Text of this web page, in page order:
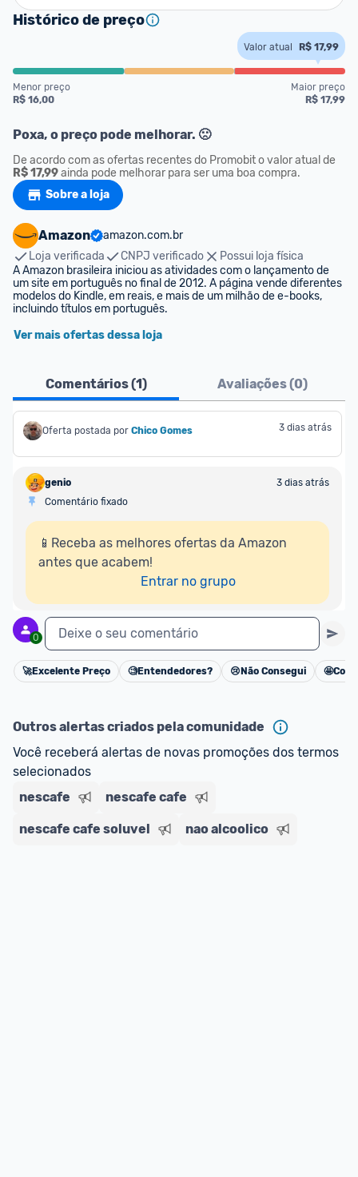
Histórico de preço
Valor atual R$ 17,99
Menor preço
R$ 16,00
Maior preço
R$ 17,99
Poxa, o preço pode melhorar. 🙁
De acordo com as ofertas recentes do Promobit o valor atual de
R$ 17,99 ainda pode melhorar para ser uma boa compra.
Sobre a loja
Amazon
amazon.com.br
Loja verificada
CNPJ verificado
Possui loja física
A Amazon brasileira iniciou as atividades com o lançamento de
um site em português no final de 2012. A página vende diferentes
modelos do Kindle, em reais, e mais de um milhão de e-books,
incluindo títulos em português.
Ver mais ofertas dessa loja
Comentários (1) Avaliações (0)
Oferta postada por Chico Gomes 3 dias atrás
genio
3 dias atrás
Comentário fixado
📱Receba as melhores ofertas da Amazon
antes que acabem!
Entrar no grupo
0 Deixe o seu comentário
Cancelar
🚀Excelente Preço 🧐Entendedores? 😢 Não Consegui 🤩
Outros alertas criados pela comunidade
Você receberá alertas de novas promoções dos termos
selecionados
nescafe
nescafe cafe
nescafe cafe soluvel nao alcoolico